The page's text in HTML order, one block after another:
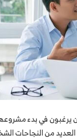
يرغبون في بدء
العديد من